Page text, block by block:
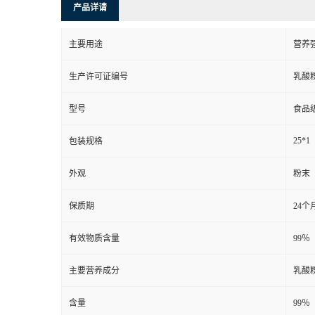
产品详请
主要用途 营养
生产许可证编号 乳酸
型号 食品
包装规格 25*1
外观 粉末
保质期 24个
有效物质含量 99％
主要营养成分 乳酸
含量 99％